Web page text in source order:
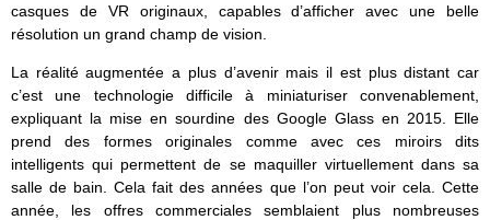
casques de VR originaux, capables d’afficher avec une belle
résolution un grand champ de vision.
La réalité augmentée a plus d’avenir mais il est plus distant car
c’est une technologie difficile à miniaturiser convenablement,
expliquant la mise en sourdine des Google Glass en 2015. Elle
prend des formes originales comme avec ces miroirs dits
intelligents qui permettent de se maquiller virtuellement dans sa
salle de bain. Cela fait des années que l’on peut voir cela. Cette
année, les offres commerciales semblaient plus nombreuses